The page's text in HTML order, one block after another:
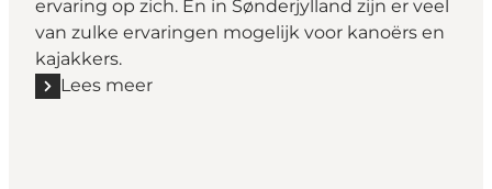
ervaring op zich. En in Sønderjylland zijn er veel
van zulke ervaringen mogelijk voor kanoërs en
kajakkers.
Lees meer
Lees meer "Kajakken en kanoën"